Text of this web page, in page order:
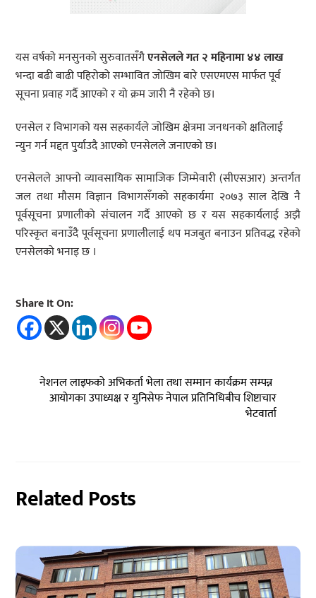
यस वर्षको मनसुनको सुरुवातसँगैएनसेलले गत २ महिनामा ४४ लाख
भन्दा बढी बाढी पहिरोको सम्भावित जोखिम बारे एसएमएस मार्फत पूर्व
सूचना प्रवाह गर्दै आएको र यो क्रम जारी नै रहेको छ।
एनसेल र विभागको यस सहकार्यले जोखिम क्षेत्रमा जनधनको क्षतिलाई
न्युन गर्न मद्दत पुर्याउदै आएको एनसेलले जनाएकाे छ।
एनसेलले आफ्नो व्यावसायिक सामाजिक जिम्मेवारी (सीएसआर) अन्तर्गत
जल तथा मौसम विज्ञान विभागसँगको सहकार्यमा २०७३ साल देखि नै
पूर्वसूचना प्रणालीको संचालन गर्दै आएको छ र यस सहकार्यलाई अझै
परिस्कृत बनाउँदै पूर्वसूचना प्रणालीलाई थप मजबुत बनाउन प्रतिवद्ध रहेको
एनसेलको भनाइ छ ।
Share It On:
नेशनल लाइफको अभिकर्ता भेला तथा सम्मान कार्यक्रम सम्पन्न
आयोगका उपाध्यक्ष र युनिसेफ नेपाल प्रतिनिधिबीच शिष्टाचार
भेटवार्ता
Related Posts